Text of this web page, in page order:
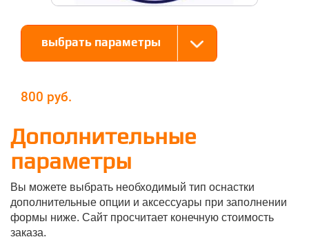
выбрать параметры
800
Дополнительные
параметры
Вы можете выбрать необходимый тип оснастки
дополнительные опции и аксессуары при заполнении
формы ниже. Сайт просчитает конечную стоимость
заказа.